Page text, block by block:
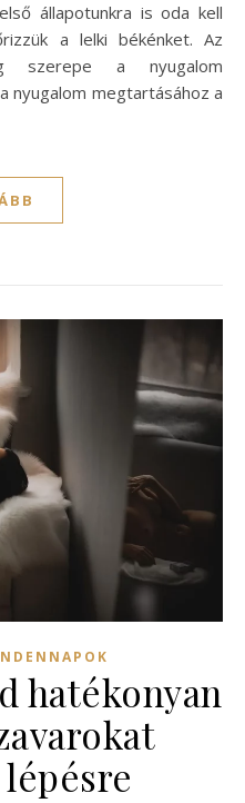
állapotunkra is oda kell
a lelki békénket. Az
szerepe a nyugalom
nyugalom megtartásához a
hatékonyan